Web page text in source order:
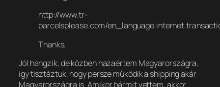
http://www.tr-
parcelsplease.com/
Thanks.
Jól hangzik, de közben hazaértem Magyarországra,
így tisztáztuk, hogy persze működik a shipping akár
Magyarországra is. Amikor bármit vettem, akkor